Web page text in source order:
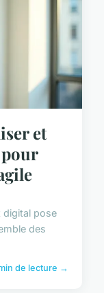
et
digital pose
des
de lecture →